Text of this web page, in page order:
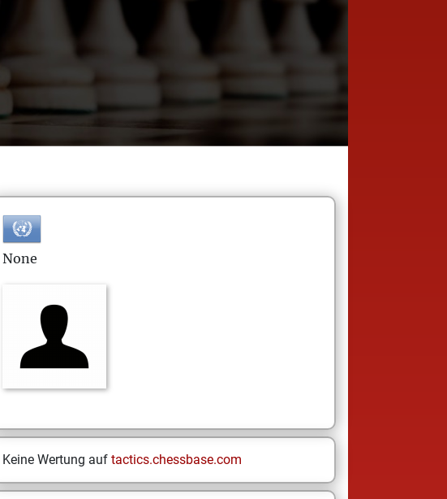
None
Keine Wertung auf tactics.chessbase.com